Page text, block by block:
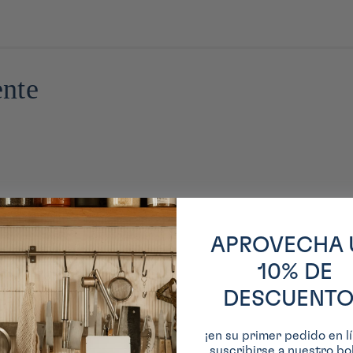
APROVECHA
10% DE
¡en su primer pedido en
suscribirse a nuestro